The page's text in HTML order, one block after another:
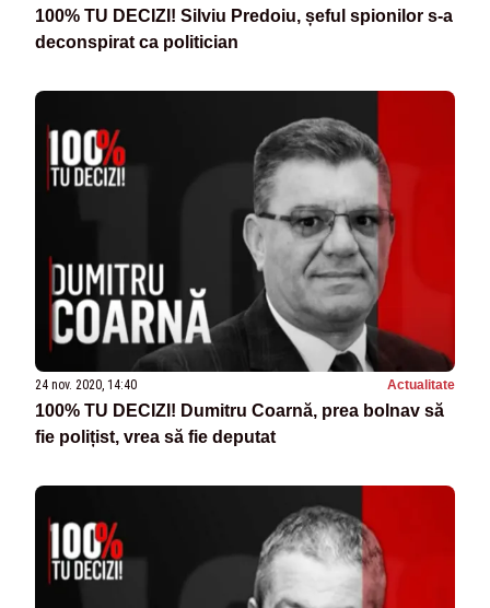
100% TU DECIZI! Silviu Predoiu, șeful spionilor s-a
deconspirat ca politician
24 nov. 2020, 14:40 Actualitate
100% TU DECIZI! Dumitru Coarnă, prea bolnav să
fie polițist, vrea să fie deputat